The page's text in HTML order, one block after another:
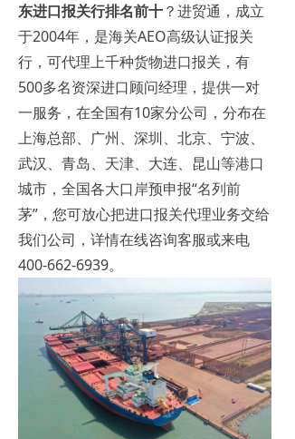
东进口报关行排名前十？进贸通，成立
于2004年，是海关AEO高级认证报关
行，可代理上千种货物进口报关，有
500多名资深进口顾问经理，提供一对
一服务，在全国有10家分公司，分布在
上海总部、广州、深圳、北京、宁波、
武汉、青岛、天津、大连、昆山等港口
城市，全国各大口岸预申报“名列前
茅”，您可放心把进口报关代理业务交给
我们公司，详情在线咨询客服或来电
400-662-6939。